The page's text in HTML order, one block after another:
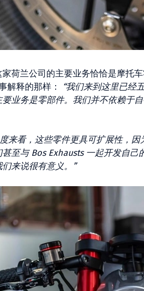
荷兰公司的主要业务恰恰是摩托
解释的那样：
“我们来到这里已经
业务是零部件。我们并不依赖于
来看，这些零件更具可扩展性，
至与 Bos Exhausts 一起开发自
来说很有意义。”